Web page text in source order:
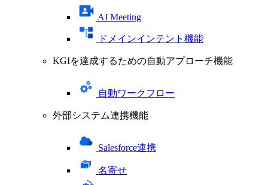
AI Meeting
ドメインインテント機能
KGIを達成するための自動アプローチ機能
自動ワークフロー
外部システム連携機能
Salesforce連携
名寄せ